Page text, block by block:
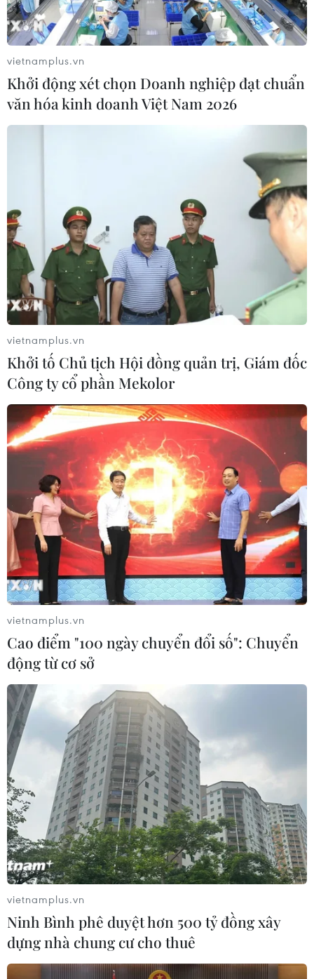
chuyến thăm của Tổng thống Mỹ sắp mãn nhiệm Barack
Obama tới Athens.
vietnamplus.vn
Khởi động xét chọn Doanh nghiệp đạt chuẩn
văn hóa kinh doanh Việt Nam 2026
vietnamplus.vn
Khởi tố Chủ tịch Hội đồng quản trị, Giám đốc
Công ty cổ phần Mekolor
vietnamplus.vn
Cao điểm "100 ngày chuyển đổi số": Chuyển
động từ cơ sở
vietnamplus.vn
Ninh Bình phê duyệt hơn 500 tỷ đồng xây
dựng nhà chung cư cho thuê